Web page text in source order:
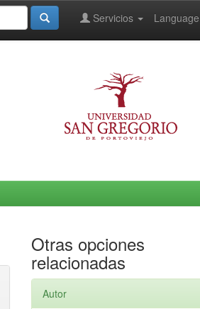
Language
Servicios
Otras opciones
relacionadas
Autor